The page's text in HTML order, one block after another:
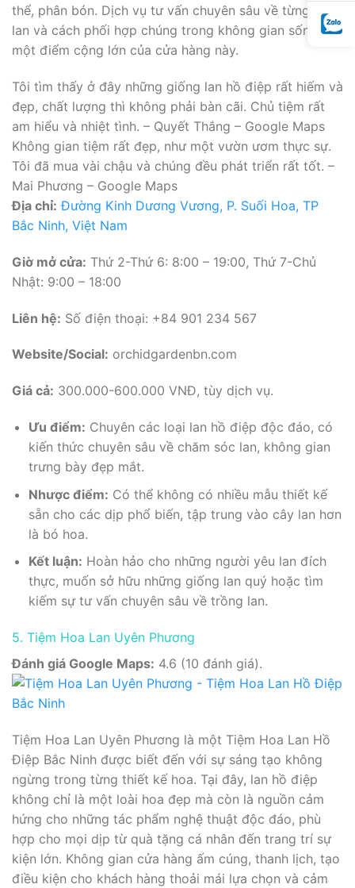
thể, phân bón. Dịch vụ tư vấn chuyên sâu về từng loại
lan và cách phối hợp chúng trong không gian sống là
một điểm cộng lớn của cửa hàng này.
Tôi tìm thấy ở đây những giống lan hồ điệp rất hiếm và
đẹp, chất lượng thì không phải bàn cãi. Chủ tiệm rất
am hiểu và nhiệt tình. – Quyết Thắng – Google Maps
Không gian tiệm rất đẹp, như một vườn ươm thực sự.
Tôi đã mua vài chậu và chúng đều phát triển rất tốt. –
Mai Phương – Google Maps
Địa chỉ: Đường Kinh Dương Vương, P. Suối Hoa, TP
Bắc Ninh, Việt Nam
Giờ mở cửa: Thứ 2-Thứ 6: 8:00 – 19:00, Thứ 7-Chủ
Nhật: 9:00 – 18:00
Liên hệ: Số điện thoại: +84 901 234 567
Website/Social: orchidgardenbn.com
Giá cả: 300.000-600.000 VNĐ, tùy dịch vụ.
Ưu điểm: Chuyên các loại lan hồ điệp độc đáo, có
kiến thức chuyên sâu về chăm sóc lan, không gian
trưng bày đẹp mắt.
Nhược điểm: Có thể không có nhiều mẫu thiết kế
sẵn cho các dịp phổ biến, tập trung vào cây lan hơn
là bó hoa.
Kết luận: Hoàn hảo cho những người yêu lan đích
thực, muốn sở hữu những giống lan quý hoặc tìm
kiếm sự tư vấn chuyên sâu về trồng lan.
5. Tiệm Hoa Lan Uyên Phương
Đánh giá Google Maps: 4.6 (10 đánh giá).
Tiệm Hoa Lan Uyên Phương là một Tiệm Hoa Lan Hồ
Điệp Bắc Ninh được biết đến với sự sáng tạo không
ngừng trong từng thiết kế hoa. Tại đây, lan hồ điệp
không chỉ là một loài hoa đẹp mà còn là nguồn cảm
hứng cho những tác phẩm nghệ thuật độc đáo, phù
hợp cho mọi dịp từ quà tặng cá nhân đến trang trí sự
kiện lớn. Không gian cửa hàng ấm cúng, thanh lịch, tạo
điều kiện cho khách hàng thoải mái lựa chọn và cảm